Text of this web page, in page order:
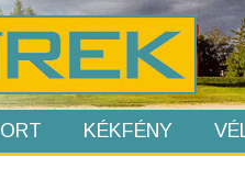
KÉKFÉNY